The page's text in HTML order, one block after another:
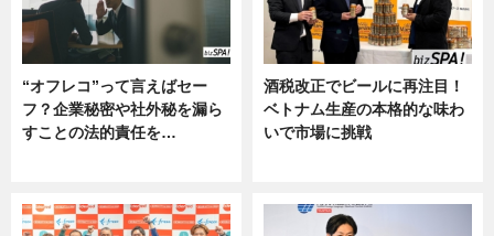
“オフレコ”って言えばセー
フ？企業秘密や社外秘を漏ら
すことの法的責任を…
酒税改正でビールに再注目！
ベトナム生産の本格的な味わ
いで市場に挑戦